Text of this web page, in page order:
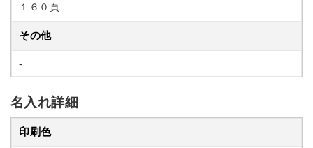
１６０頁
その他
-
名入れ詳細
印刷色